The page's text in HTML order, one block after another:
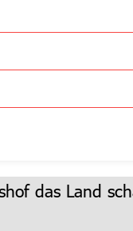
das Land